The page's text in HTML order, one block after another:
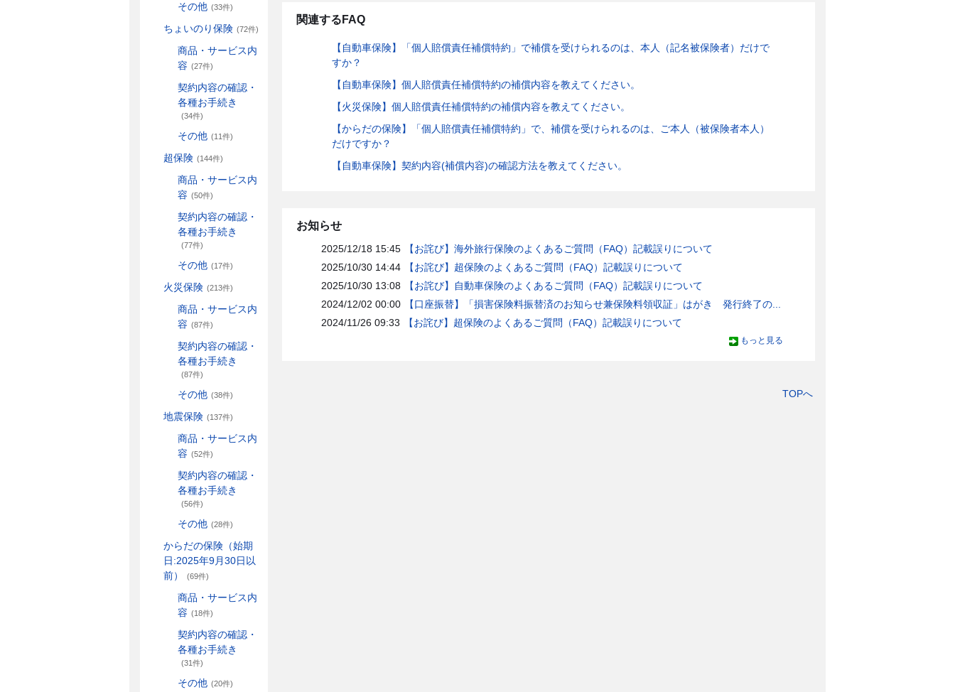
その他 (33件)
ちょいのり保険 (72件)
商品・サービス内
容 (27件)
契約内容の確認・
各種お手続き
(34件)
その他 (11件)
超保険 (144件)
商品・サービス内
容 (50件)
契約内容の確認・
各種お手続き
(77件)
その他 (17件)
火災保険 (213件)
商品・サービス内
容 (87件)
契約内容の確認・
各種お手続き
(87件)
その他 (38件)
地震保険 (137件)
商品・サービス内
容 (52件)
契約内容の確認・
各種お手続き
(56件)
その他 (28件)
からだの保険（始期
日:2025年9月30日以
前）
(69件)
商品・サービス内
容 (18件)
契約内容の確認・
各種お手続き
(31件)
その他 (20件)
関連するFAQ
【自動車保険】「個人賠償責任補償特約」で補償を受けられるのは、本人（記名被保険者）だけで
すか？
【自動車保険】個人賠償責任補償特約の補償内容を教えてください。
【火災保険】個人賠償責任補償特約の補償内容を教えてください。
【からだの保険】「個人賠償責任補償特約」で、補償を受けられるのは、ご本人（被保険者本人）
だけですか？
【自動車保険】契約内容(補償内容)の確認方法を教えてください。
お知らせ
2025/12/18 15:45
【お詫び】海外旅行保険のよくあるご質問（FAQ）記載誤りについて
2025/10/30 14:44
【お詫び】超保険のよくあるご質問（FAQ）記載誤りについて
2025/10/30 13:08
【お詫び】自動車保険のよくあるご質問（FAQ）記載誤りについて
2024/12/02 00:00
【口座振替】「損害保険料振替済のお知らせ兼保険料領収証」はがき 発行終了の...
2024/11/26 09:33
【お詫び】超保険のよくあるご質問（FAQ）記載誤りについて
もっと見る
TOPへ